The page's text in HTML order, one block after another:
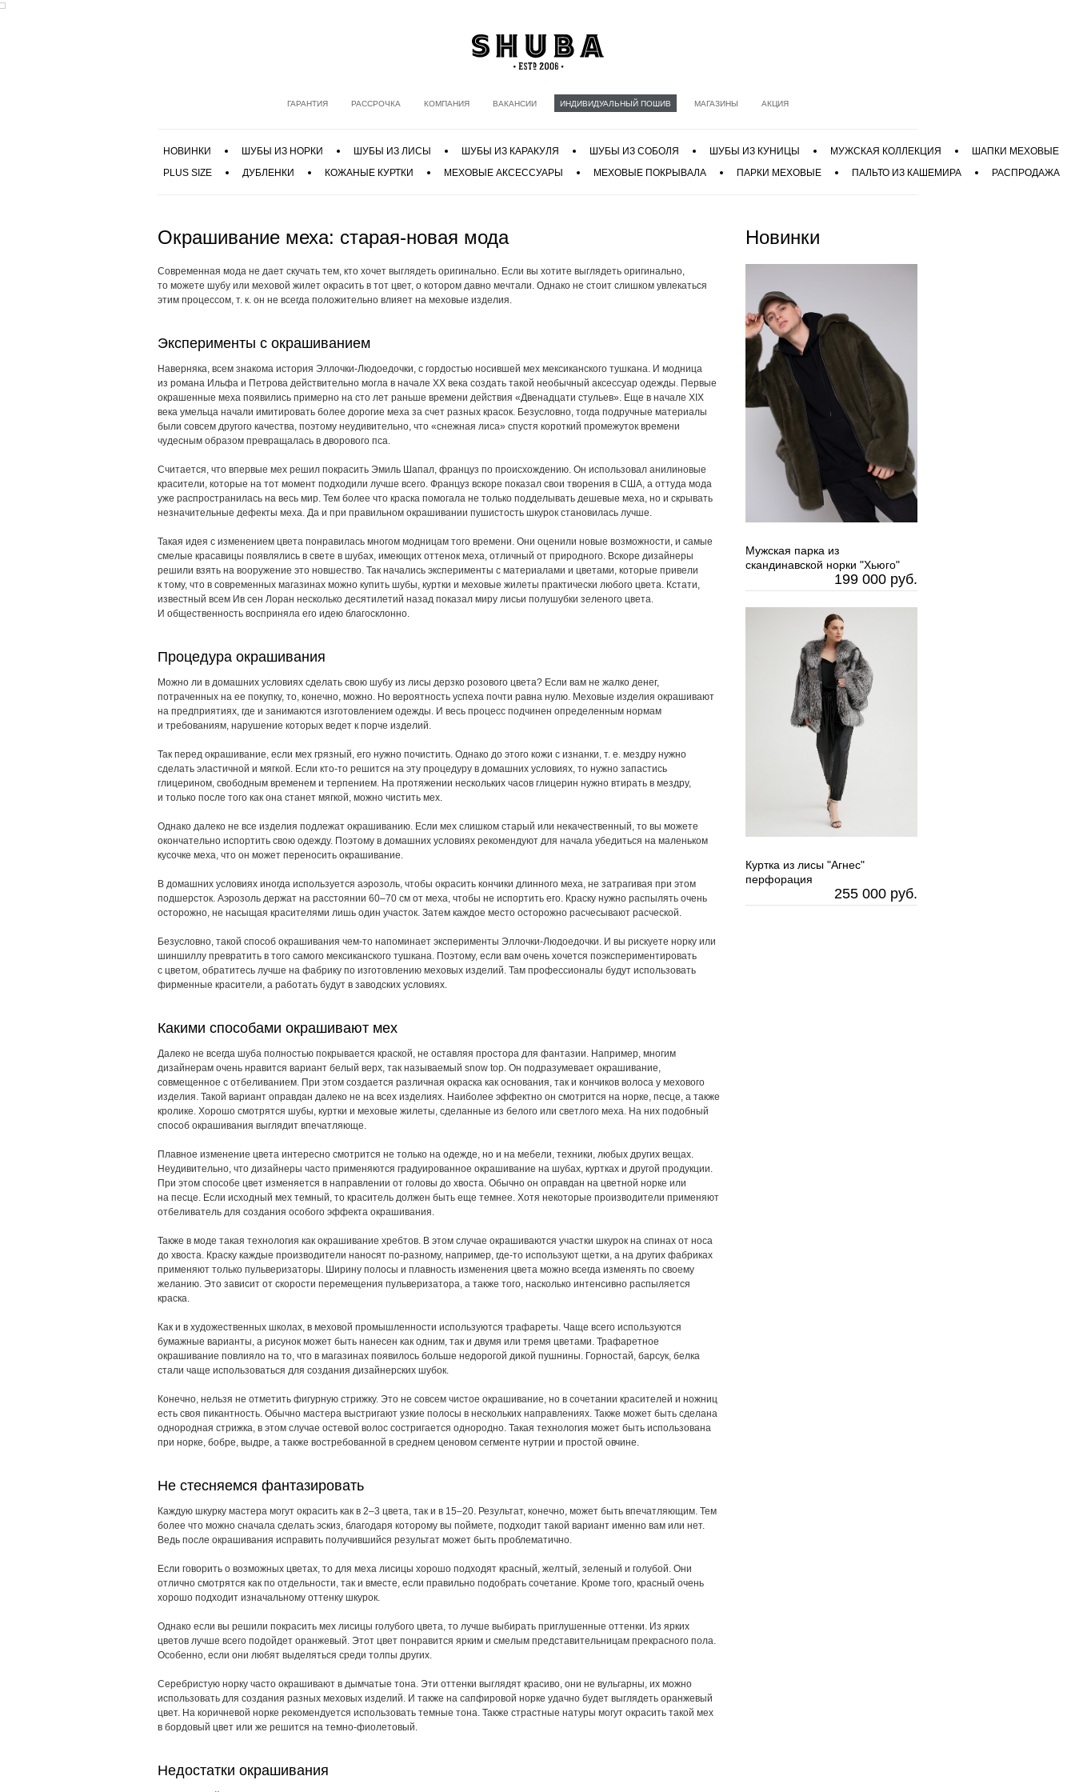
ГАРАНТИЯ РАССРОЧКА КОМПАНИЯ ВАКАНСИИ ИНДИВИДУАЛЬНЫЙ ПОШИВ МАГАЗИНЫ АКЦИЯ
НОВИНКИ ШУБЫ ИЗ НОРКИ ШУБЫ ИЗ ЛИСЫ ШУБЫ ИЗ КАРАКУЛЯ ШУБЫ ИЗ СОБОЛЯ ШУБЫ ИЗ КУНИЦЫ МУЖСКАЯ КОЛЛЕКЦИЯ
ШАПКИ МЕХОВЫЕ
PLUS SIZE
ДУБЛЕНКИ КОЖАНЫЕ КУРТКИ МЕХОВЫЕ АКСЕССУАРЫ МЕХОВЫЕ ПОКРЫВАЛА ПАРКИ МЕХОВЫЕ ПАЛЬТО ИЗ КАШЕМИРА РАСПРОДАЖА
Окрашивание меха: старая-новая мода
Современная мода не дает скучать тем, кто хочет выглядеть оригинально. Если вы хотите выглядеть оригинально,
то можете шубу или меховой жилет окрасить в тот цвет, о котором давно мечтали. Однако не стоит слишком увлекаться
этим процессом, т. к. он не всегда положительно влияет на меховые изделия.
Эксперименты с окрашиванием
Наверняка, всем знакома история Эллочки-Людоедочки, с гордостью носившей мех мексиканского тушкана. И модница
из романа Ильфа и Петрова действительно могла в начале XX века создать такой необычный аксессуар одежды. Первые
окрашенные меха появились примерно на сто лет раньше времени действия «Двенадцати стульев». Еще в начале XIX
века умельца начали имитировать более дорогие меха за счет разных красок. Безусловно, тогда подручные материалы
были совсем другого качества, поэтому неудивительно, что «снежная лиса» спустя короткий промежуток времени
чудесным образом превращалась в дворового пса.
Считается, что впервые мех решил покрасить Эмиль Шапал, француз по происхождению. Он использовал анилиновые
красители, которые на тот момент подходили лучше всего. Француз вскоре показал свои творения в США, а оттуда мода
уже распространилась на весь мир. Тем более что краска помогала не только подделывать дешевые меха, но и скрывать
незначительные дефекты меха. Да и при правильном окрашивании пушистость шкурок становилась лучше.
Такая идея с изменением цвета понравилась многом модницам того времени. Они оценили новые возможности, и самые
смелые красавицы появлялись в свете в шубах, имеющих оттенок меха, отличный от природного. Вскоре дизайнеры
решили взять на вооружение это новшество. Так начались эксперименты с материалами и цветами, которые привели
к тому, что в современных магазинах можно купить шубы, куртки и меховые жилеты практически любого цвета. Кстати,
известный всем Ив сен Лоран несколько десятилетий назад показал миру лисьи полушубки зеленого цвета.
И общественность восприняла его идею благосклонно.
Процедура окрашивания
Можно ли в домашних условиях сделать свою шубу из лисы дерзко розового цвета? Если вам не жалко денег,
потраченных на ее покупку, то, конечно, можно. Но вероятность успеха почти равна нулю. Меховые изделия окрашивают
на предприятиях, где и занимаются изготовлением одежды. И весь процесс подчинен определенным нормам
и требованиям, нарушение которых ведет к порче изделий.
Так перед окрашивание, если мех грязный, его нужно почистить. Однако до этого кожи с изнанки, т. е. мездру нужно
сделать эластичной и мягкой. Если кто-то решится на эту процедуру в домашних условиях, то нужно запастись
глицерином, свободным временем и терпением. На протяжении нескольких часов глицерин нужно втирать в мездру,
и только после того как она станет мягкой, можно чистить мех.
Однако далеко не все изделия подлежат окрашиванию. Если мех слишком старый или некачественный, то вы можете
окончательно испортить свою одежду. Поэтому в домашних условиях рекомендуют для начала убедиться на маленьком
кусочке меха, что он может переносить окрашивание.
В домашних условиях иногда используется аэрозоль, чтобы окрасить кончики длинного меха, не затрагивая при этом
подшерсток. Аэрозоль держат на расстоянии 60–70 см от меха, чтобы не испортить его. Краску нужно распылять очень
осторожно, не насыщая красителями лишь один участок. Затем каждое место осторожно расчесывают расческой.
Безусловно, такой способ окрашивания чем-то напоминает эксперименты Эллочки-Людоедочки. И вы рискуете норку или
шиншиллу превратить в того самого мексиканского тушкана. Поэтому, если вам очень хочется поэкспериментировать
с цветом, обратитесь лучше на фабрику по изготовлению меховых изделий. Там профессионалы будут использовать
фирменные красители, а работать будут в заводских условиях.
Какими способами окрашивают мех
Далеко не всегда шуба полностью покрывается краской, не оставляя простора для фантазии. Например, многим
дизайнерам очень нравится вариант белый верх, так называемый snow top. Он подразумевает окрашивание,
совмещенное с отбеливанием. При этом создается различная окраска как основания, так и кончиков волоса у мехового
изделия. Такой вариант оправдан далеко не на всех изделиях. Наиболее эффектно он смотрится на норке, песце, а также
кролике. Хорошо смотрятся шубы, куртки и меховые жилеты, сделанные из белого или светлого меха. На них подобный
способ окрашивания выглядит впечатляюще.
Плавное изменение цвета интересно смотрится не только на одежде, но и на мебели, техники, любых других вещах.
Неудивительно, что дизайнеры часто применяются градуированное окрашивание на шубах, куртках и другой продукции.
При этом способе цвет изменяется в направлении от головы до хвоста. Обычно он оправдан на цветной норке или
на песце. Если исходный мех темный, то краситель должен быть еще темнее. Хотя некоторые производители применяют
отбеливатель для создания особого эффекта окрашивания.
Также в моде такая технология как окрашивание хребтов. В этом случае окрашиваются участки шкурок на спинах от носа
до хвоста. Краску каждые производители наносят по-разному, например, где-то используют щетки, а на других фабриках
применяют только пульверизаторы. Ширину полосы и плавность изменения цвета можно всегда изменять по своему
желанию. Это зависит от скорости перемещения пульверизатора, а также того, насколько интенсивно распыляется
краска.
Как и в художественных школах, в меховой промышленности используются трафареты. Чаще всего используются
бумажные варианты, а рисунок может быть нанесен как одним, так и двумя или тремя цветами. Трафаретное
окрашивание повлияло на то, что в магазинах появилось больше недорогой дикой пушнины. Горностай, барсук, белка
стали чаще использоваться для создания дизайнерских шубок.
Конечно, нельзя не отметить фигурную стрижку. Это не совсем чистое окрашивание, но в сочетании красителей и ножниц
есть своя пикантность. Обычно мастера выстригают узкие полосы в нескольких направлениях. Также может быть сделана
однородная стрижка, в этом случае остевой волос состригается однородно. Такая технология может быть использована
при норке, бобре, выдре, а также востребованной в среднем ценовом сегменте нутрии и простой овчине.
Не стесняемся фантазировать
Каждую шкурку мастера могут окрасить как в 2–3 цвета, так и в 15–20. Результат, конечно, может быть впечатляющим. Тем
более что можно сначала сделать эскиз, благодаря которому вы поймете, подходит такой вариант именно вам или нет.
Ведь после окрашивания исправить получившийся результат может быть проблематично.
Если говорить о возможных цветах, то для меха лисицы хорошо подходят красный, желтый, зеленый и голубой. Они
отлично смотрятся как по отдельности, так и вместе, если правильно подобрать сочетание. Кроме того, красный очень
хорошо подходит изначальному оттенку шкурок.
Однако если вы решили покрасить мех лисицы голубого цвета, то лучше выбирать приглушенные оттенки. Из ярких
цветов лучше всего подойдет оранжевый. Этот цвет понравится ярким и смелым представительницам прекрасного пола.
Особенно, если они любят выделяться среди толпы других.
Серебристую норку часто окрашивают в дымчатые тона. Эти оттенки выглядят красиво, они не вульгарны, их можно
использовать для создания разных меховых изделий. И также на сапфировой норке удачно будет выглядеть оранжевый
цвет. На коричневой норке рекомендуется использовать темные тона. Также страстные натуры могут окрасить такой мех
в бордовый цвет или же решится на темно-фиолетовый.
Недостатки окрашивания
Новинки
Мужская парка из
скандинавской норки "Хьюго"
199 000 руб.
Куртка из лисы "Агнес"
перфорация
255 000 руб.